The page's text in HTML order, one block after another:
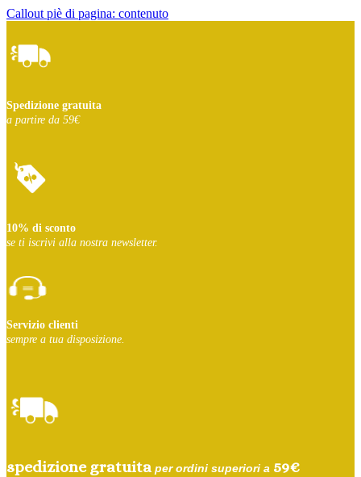
Callout piè di pagina: contenuto
Spedizione gratuita
a partire da 59€
10% di sconto
se ti iscrivi alla nostra newsletter.
Servizio clienti
sempre a tua disposizione.
spedizione gratuita per ordini superiori a 59€